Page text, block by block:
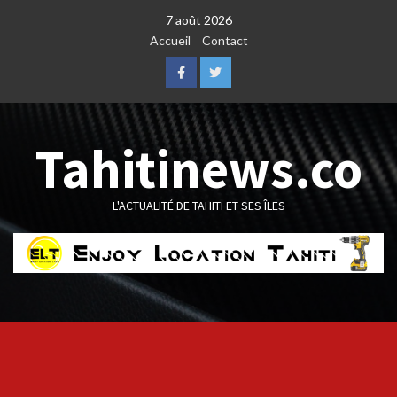
7 août 2026
Accueil
Contact
FacebookTwitter
Tahitinews.co
L'ACTUALITÉ DE TAHITI ET SES ÎLES